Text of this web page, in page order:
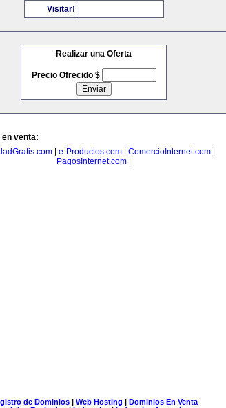
Visitar!
Realizar una Oferta
Precio Ofrecido $
venta:
e-Productos.com ComercioInternet.com
PagosInternet.com
de Dominios| Web Hosting | Dominios En Venta